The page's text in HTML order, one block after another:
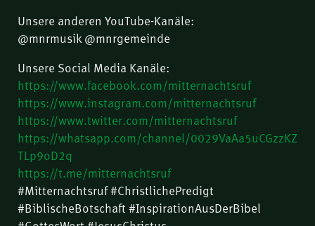
Unsere anderen YouTube-Kanäle:
@mnrmusik @mnrgemeinde
Unsere Social Media Kanäle:
https://www.facebook.com/mitternachtsruf
https://www.instagram.com/mitternachtsruf
https://www.twitter.com/mitternachtsruf
https://whatsapp.com/channel/0029VaAa5uCGzzKZ
TLp9oD2q
https://t.me/mitternachtsruf
#Mitternachtsruf #ChristlichePredigt
#BiblischeBotschaft #InspirationAusDerBibel